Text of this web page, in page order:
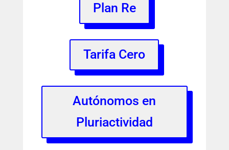
Plan Re
Tarifa Cero
Autónomos en
Pluriactividad